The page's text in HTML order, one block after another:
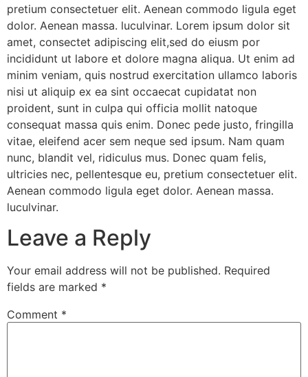
pretium consectetuer elit. Aenean commodo ligula eget
dolor. Aenean massa. luculvinar. Lorem ipsum dolor sit
amet, consectet adipiscing elit,sed do eiusm por
incididunt ut labore et dolore magna aliqua. Ut enim ad
minim veniam, quis nostrud exercitation ullamco laboris
nisi ut aliquip ex ea sint occaecat cupidatat non
proident, sunt in culpa qui officia mollit natoque
consequat massa quis enim. Donec pede justo, fringilla
vitae, eleifend acer sem neque sed ipsum. Nam quam
nunc, blandit vel, ridiculus mus. Donec quam felis,
ultricies nec, pellentesque eu, pretium consectetuer elit.
Aenean commodo ligula eget dolor. Aenean massa.
luculvinar.
Leave a Reply
Your email address will not be published. Required
fields are marked *
Comment *